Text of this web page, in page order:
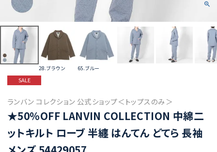
28.ブラウン 65.ブルー
SALE
ランバン コレクション 公式ショップ＜トップスのみ＞
★50%OFF LANVIN COLLECTION 中綿二
ットキルト ローブ 半纏 はんてん どてら 長袖